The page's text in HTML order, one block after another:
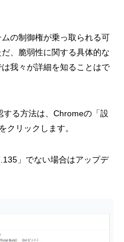
の制御権が乗っ取られる可
、脆弱性に関する具体的な
我々が詳細を知ることはで
る方法は、Chromeの「設
クリックします。
」でない場合はアップデ